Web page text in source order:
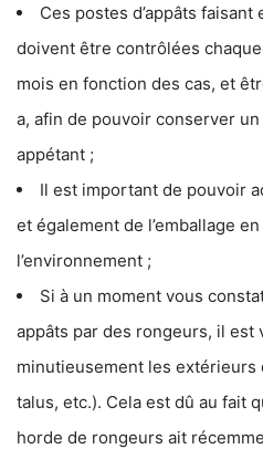
Ces postes d’appâts
doivent être contrôlées
mois en fonction des cas, et
a, afin de pouvoir conserver
appétant ;
Il est important de pouvoir
et également de l’emballage
l’environnement ;
Si à un moment vous
appâts par des rongeurs, il est
minutieusement les extérieurs
talus, etc.). Cela est dû au fait
horde de rongeurs ait